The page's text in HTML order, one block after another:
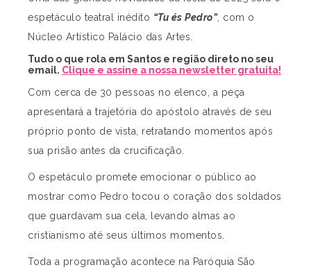
espetáculo teatral inédito “Tu és Pedro”, com o
Núcleo Artístico Palácio das Artes.
Tudo o que rola em Santos e região direto no seu
email. Clique e assine a nossa newsletter gratuita!
Com cerca de 30 pessoas no elenco, a peça
apresentará a trajetória do apóstolo através de seu
próprio ponto de vista, retratando momentos após
sua prisão antes da crucificação.
O espetáculo promete emocionar o público ao
mostrar como Pedro tocou o coração dos soldados
que guardavam sua cela, levando almas ao
cristianismo até seus últimos momentos.
Toda a programação acontece na Paróquia São